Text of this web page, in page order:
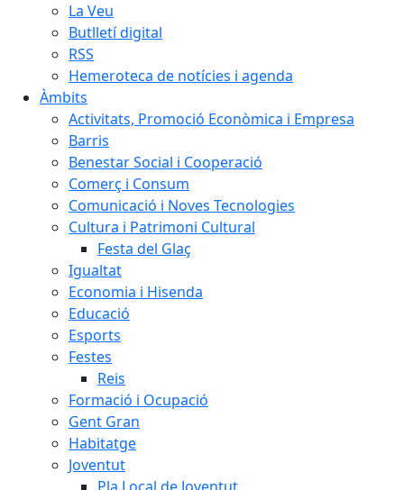
La Veu
Butlletí digital
RSS
Hemeroteca de notícies i agenda
Àmbits
Activitats, Promoció Econòmica i Empresa
Barris
Benestar Social i Cooperació
Comerç i Consum
Comunicació i Noves Tecnologies
Cultura i Patrimoni Cultural
Festa del Glaç
Igualtat
Economia i Hisenda
Educació
Esports
Festes
Reis
Formació i Ocupació
Gent Gran
Habitatge
Joventut